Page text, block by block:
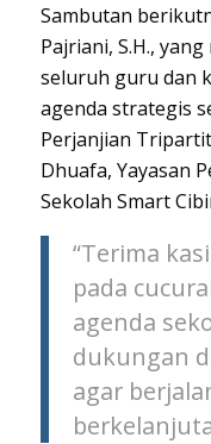
Sambutan
Pajriani, S.H.,
seluruh guru dan
agenda strategis
Perjanjian
Dhuafa, Yayasan
Sekolah Smart
“Terima
pada
agenda
dukungan
agar